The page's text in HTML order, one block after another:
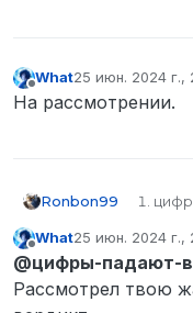
Не в сети
What25 июн. 2024 г.,
На рассмотрении.
Ronbon99
Не в сети
What25 июн. 2024 г.,
@цифры-падают-
Рассмотрел твою